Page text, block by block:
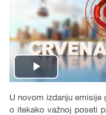
Play
Video
U novom izdanju
o itekako važnoj poseti